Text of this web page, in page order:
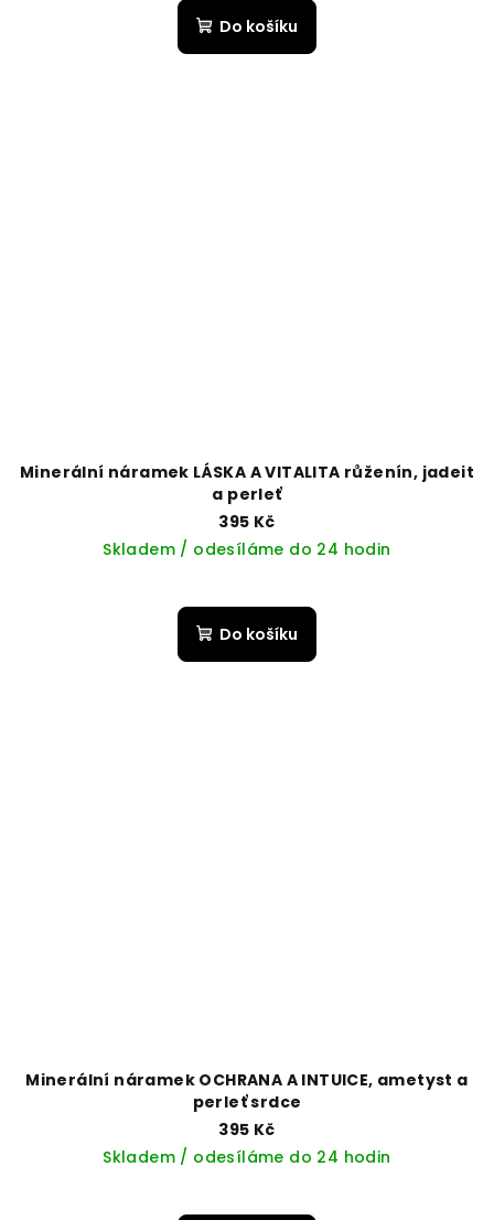
Do košíku
Minerální náramek LÁSKA A VITALITA růženín, jadeit
a perleť
395 Kč
Skladem / odesíláme do 24 hodin
Do košíku
Minerální náramek OCHRANA A INTUICE, ametyst a
perleť srdce
395 Kč
Skladem / odesíláme do 24 hodin